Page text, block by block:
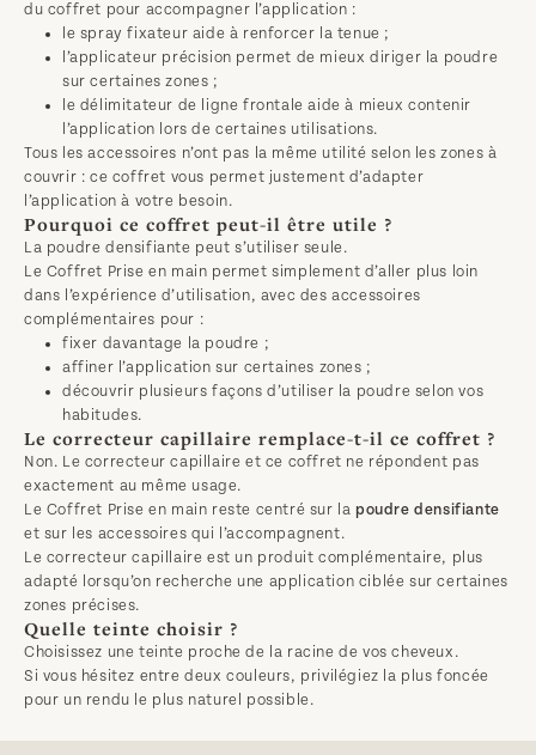
du coffret pour accompagner l’application :
le spray fixateur aide à renforcer la tenue ;
l’applicateur précision permet de mieux diriger la poudre
sur certaines zones ;
le délimitateur de ligne frontale aide à mieux contenir
l’application lors de certaines utilisations.
Tous les accessoires n’ont pas la même utilité selon les zones à
couvrir : ce coffret vous permet justement d’adapter
l’application à votre besoin.
Pourquoi ce coffret peut-il être utile ?
La poudre densifiante peut s’utiliser seule.
Le Coffret Prise en main permet simplement d’aller plus loin
dans l’expérience d’utilisation, avec des accessoires
complémentaires pour :
fixer davantage la poudre ;
affiner l’application sur certaines zones ;
découvrir plusieurs façons d’utiliser la poudre selon vos
habitudes.
Le correcteur capillaire remplace-t-il ce coffret ?
Non. Le correcteur capillaire et ce coffret ne répondent pas
exactement au même usage.
Le Coffret Prise en main reste centré sur la poudre densifiante
et sur les accessoires qui l’accompagnent.
Le correcteur capillaire est un produit complémentaire, plus
adapté lorsqu’on recherche une application ciblée sur certaines
zones précises.
Quelle teinte choisir ?
Choisissez une teinte proche de la racine de vos cheveux.
Si vous hésitez entre deux couleurs, privilégiez la plus foncée
pour un rendu le plus naturel possible.